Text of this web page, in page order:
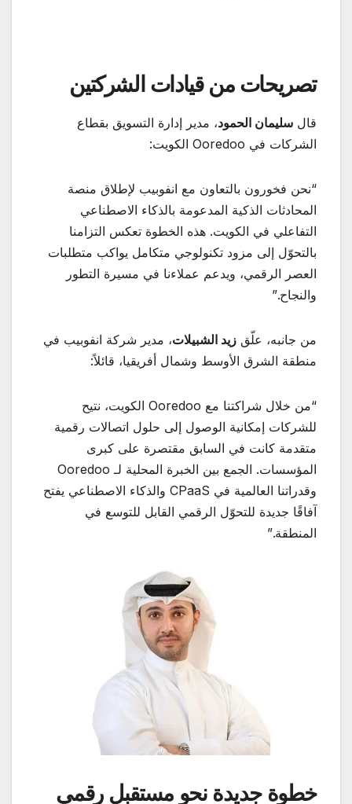
تصريحات من قيادات الشركتين
قال سليمان الحمود، مدير إدارة التسويق بقطاع
الشركات في Ooredoo الكويت:
“نحن فخورون بالتعاون مع انفوبيب لإطلاق منصة
المحادثات الذكية المدعومة بالذكاء الاصطناعي
التفاعلي في الكويت. هذه الخطوة تعكس التزامنا
بالتحوّل إلى مزود تكنولوجي متكامل يواكب متطلبات
العصر الرقمي، ويدعم عملاءنا في مسيرة التطور
والنجاح.”
من جانبه، علّق زيد الشبيلات، مدير شركة انفوبيب في
منطقة الشرق الأوسط وشمال أفريقيا، قائلاً:
“من خلال شراكتنا مع Ooredoo الكويت، نتيح
للشركات إمكانية الوصول إلى حلول اتصالات رقمية
متقدمة كانت في السابق مقتصرة على كبرى
المؤسسات. الجمع بين الخبرة المحلية لـ Ooredoo
وقدراتنا العالمية في CPaaS والذكاء الاصطناعي يفتح
آفاقًا جديدة للتحوّل الرقمي القابل للتوسع في
المنطقة.”
خطوة جديدة نحو مستقبل رقمي